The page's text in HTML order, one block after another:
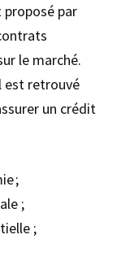
par
le marché.
est retrouvé
un crédit
;
;
;